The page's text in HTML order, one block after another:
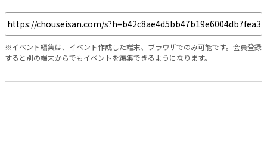
※イベント編集は、イベント作成した端末、ブラウザでのみ可能です。会員登録
すると別の端末からでもイベントを編集できるようになります。